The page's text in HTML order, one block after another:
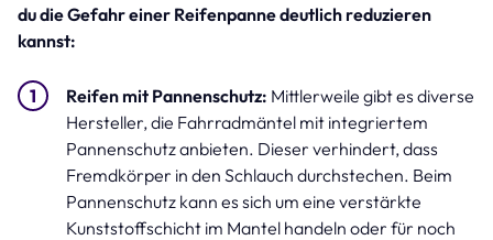
du die Gefahr einer Reifenpanne deutlich reduzieren
kannst:
Reifen mit Pannenschutz: Mittlerweile gibt es diverse
Hersteller, die Fahrradmäntel mit integriertem
Pannenschutz anbieten. Dieser verhindert, dass
Fremdkörper in den Schlauch durchstechen. Beim
Pannenschutz kann es sich um eine verstärkte
Kunststoffschicht im Mantel handeln oder für noch